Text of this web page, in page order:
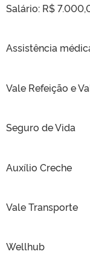
Salário: R$
Assistência
Vale Refeição e
Seguro de Vida
Auxílio Creche
Vale Transporte
Wellhub